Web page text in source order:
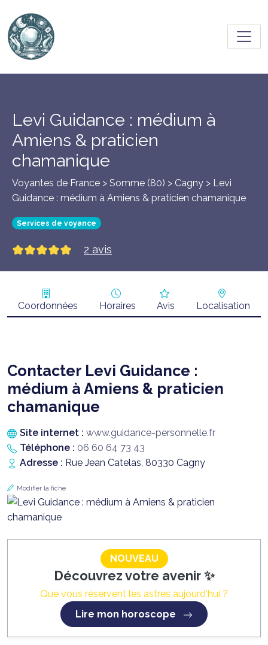
Levi Guidance : médium à
Amiens & praticien
chamanique
Voyantes de France > Somme (80) > Cagny > Levi
Guidance : médium à Amiens & praticien chamanique
Services de voyance
2 avis
Coordonnées Horaires Avis Localisation
Contacter Levi Guidance :
médium à Amiens & praticien
chamanique
Site internet : www.guidance-personnelle.fr
Téléphone : 06 60 64 73 43
Adresse : Rue Jean Catelas, 80330 Cagny
Modifier la fiche
NOUVEAU
Découvrez votre avenir ✨
Que vous réservent les astres aujourd'hui ?
Lire mon horoscope